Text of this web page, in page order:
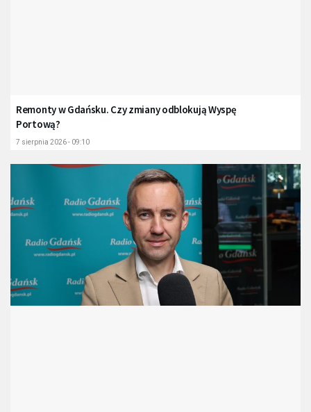
Remonty w Gdańsku. Czy zmiany odblokują Wyspę
Portową?
7 sierpnia 2026 - 09:10